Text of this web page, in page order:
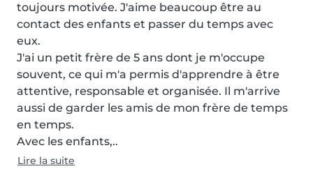
toujours motivée. J'aime beaucoup être au
contact des enfants et passer du temps avec
eux.
J'ai un petit frère de 5 ans dont je m'occupe
souvent, ce qui m'a permis d'apprendre à être
attentive, responsable et organisée. Il m'arrive
aussi de garder les amis de mon frère de temps
en temps.
Avec les enfants,..
Lire la suite